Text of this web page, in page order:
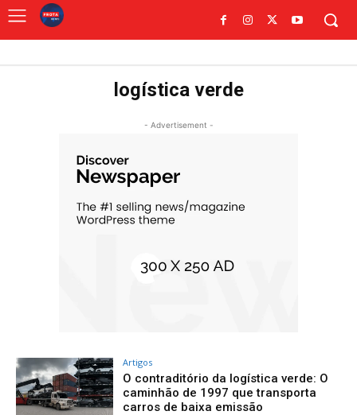
logística verde
- Advertisement -
Artigos
O contraditório da logística verde: O
caminhão de 1997 que transporta
carros de baixa emissão